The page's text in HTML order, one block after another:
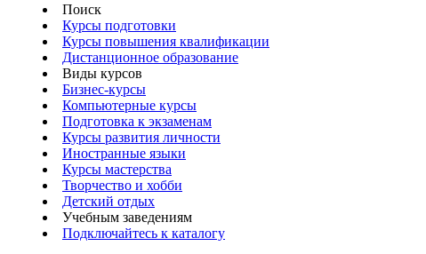
Поиск
Курсы подготовки
Курсы повышения квалификации
Дистанционное образование
Виды курсов
Бизнес-курсы
Компьютерные курсы
Подготовка к экзаменам
Курсы развития личности
Иностранные языки
Курсы мастерства
Творчество и хобби
Детский отдых
Учебным заведениям
Подключайтесь к каталогу